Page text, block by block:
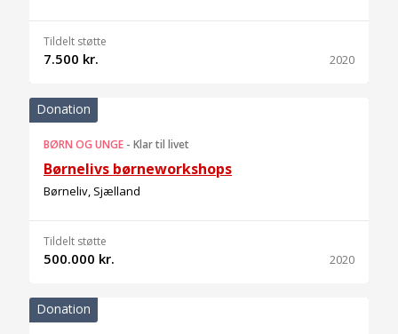
Tildelt støtte
7.500 kr. 2020
Donation
BØRN OG UNGE - Klar til livet
Børnelivs børneworkshops
Børneliv, Sjælland
Tildelt støtte
500.000 kr. 2020
Donation